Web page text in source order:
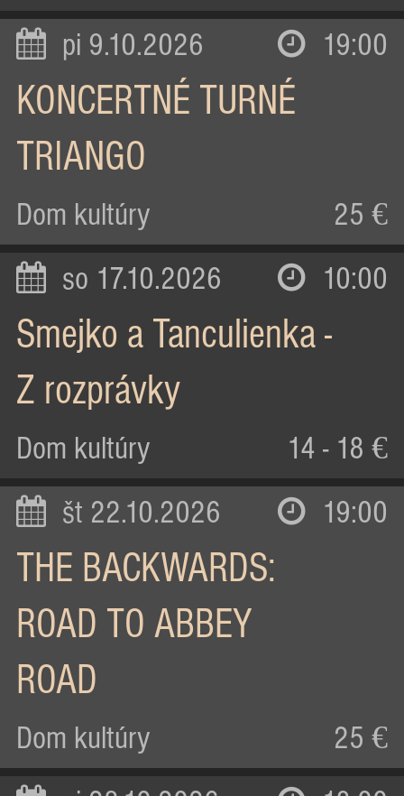
pi 9.10.2026 19:00
KONCERTNÉ TURNÉ
TRIANGO
Dom kultúry 25 €
so 17.10.2026 10:00
Smejko a Tanculienka -
Z rozprávky
Dom kultúry 14 - 18 €
št 22.10.2026 19:00
THE BACKWARDS:
ROAD TO ABBEY
ROAD
Dom kultúry 25 €